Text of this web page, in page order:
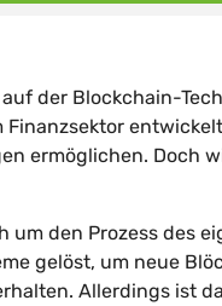
der Blockchain-
ermöglichen. Doch
um den Prozess des
gelöst, um neue
Allerdings ist